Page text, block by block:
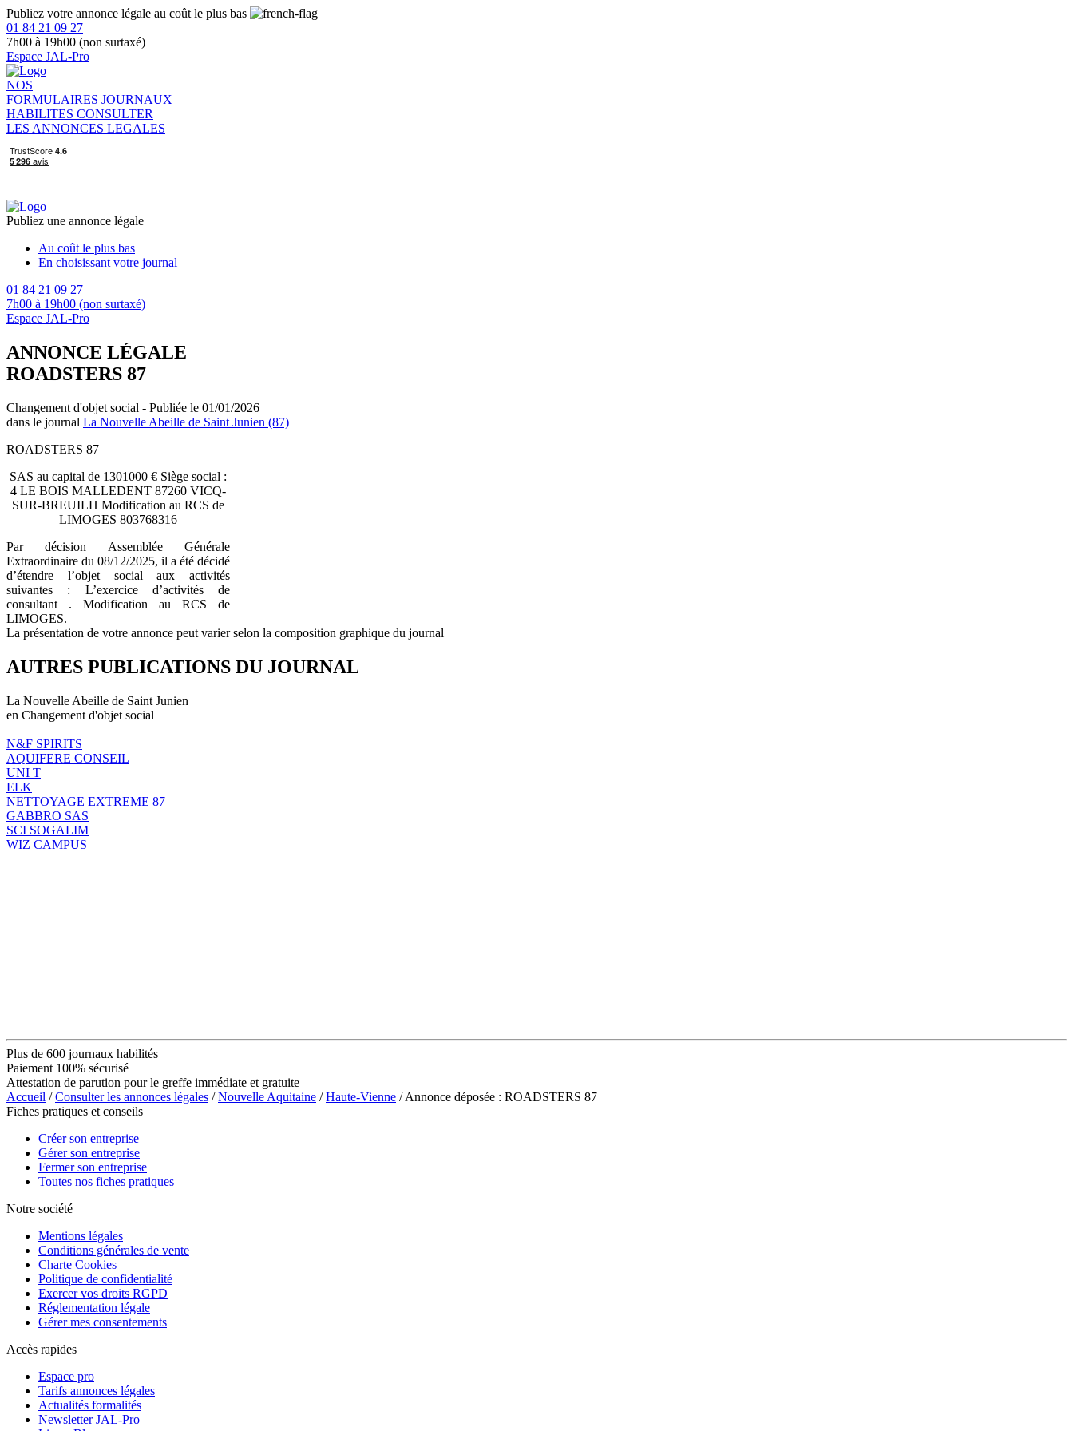
Publiez votre annonce légale au coût le plus bas
01 84 21 09 27
7h00 à 19h00 (non surtaxé)
Espace JAL-Pro
NOS
FORMULAIRES JOURNAUX
HABILITES CONSULTER
LES ANNONCES LEGALES
Publiez une annonce légale
Au coût le plus bas
En choisissant votre journal
01 84 21 09 27
7h00 à 19h00 (non surtaxé)
Espace JAL-Pro
ANNONCE LÉGALE
ROADSTERS 87
Changement d'objet social - Publiée le 01/01/2026
dans le journal La Nouvelle Abeille de Saint Junien (87)
ROADSTERS 87
SAS au capital de 1301000 € Siège social :
4 LE BOIS MALLEDENT 87260 VICQ-
SUR-BREUILH Modification au RCS de
LIMOGES 803768316
Par décision Assemblée Générale
Extraordinaire du 08/12/2025, il a été décidé
d’étendre l’objet social aux activités
suivantes : L’exercice d’activités de
consultant . Modification au RCS de
LIMOGES.
La présentation de votre annonce peut varier selon la composition graphique du journal
AUTRES PUBLICATIONS DU JOURNAL
La Nouvelle Abeille de Saint Junien
en Changement d'objet social
N&F SPIRITS
AQUIFERE CONSEIL
UNI T
ELK
NETTOYAGE EXTREME 87
GABBRO SAS
SCI SOGALIM
WIZ CAMPUS
Plus de 600 journaux habilités
Paiement 100% sécurisé
Attestation de parution pour le greffe immédiate et gratuite
Accueil /Consulter les annonces légales /Nouvelle Aquitaine /Haute-Vienne / Annonce déposée : ROADSTERS 87
Fiches pratiques et conseils
Créer son entreprise
Gérer son entreprise
Fermer son entreprise
Toutes nos fiches pratiques
Notre société
Mentions légales
Conditions générales de vente
Charte Cookies
Politique de confidentialité
Exercer vos droits RGPD
Réglementation légale
Gérer mes consentements
Accès rapides
Espace pro
Tarifs annonces légales
Actualités formalités
Newsletter JAL-Pro